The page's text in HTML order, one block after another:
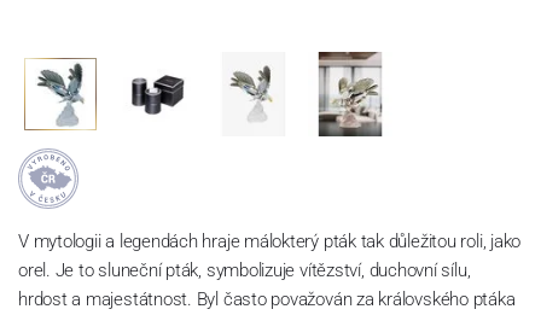
V mytologii a legendách hraje málokterý pták tak důležitou roli, jako
orel. Je to sluneční pták, symbolizuje vítězství, duchovní sílu,
hrdost a majestátnost. Byl často považován za královského ptáka